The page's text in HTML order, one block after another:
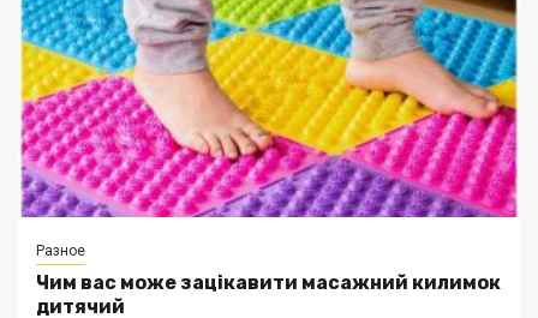
Разное
Чим вас може зацікавити масажний килимок
дитячий